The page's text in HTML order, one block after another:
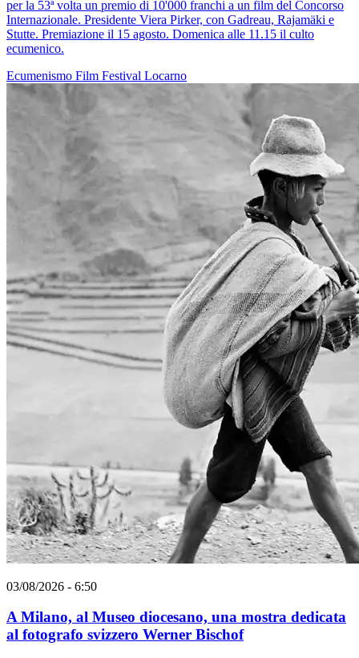
per la 53ª volta un premio di 10'000 franchi a un film del Concorso
Internazionale. Presidente Viera Pirker, con Gadreau, Rajamäki e
Stutte. Premiazione il 15 agosto. Domenica alle 11.15 il culto
ecumenico.
Ecumenismo Film Festival Locarno
03/08/2026 - 6:50
A Milano, al Museo diocesano, una mostra dedicata
al fotografo svizzero Werner Bischof